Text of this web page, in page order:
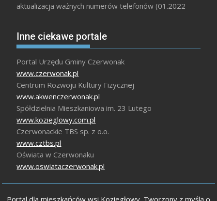
aktualizacja ważnych numerów telefonów (01.2022
Inne ciekawe portale
Portal Urzędu Gminy Czerwonak
www.czerwonak.pl
Centrum Rozwoju Kultury Fizycznej
www.akwenczerwonak.pl
Spółdzielnia Mieszkaniowa im. 23 Lutego
www.kozieglowy.com.pl
Czerwonackie TBS sp. z o.o.
www.cztbs.pl
Oświata w Czerwonaku
www.oswiataczerwonak.pl
Portal dla mieszkańców wsi Koziegłowy. Tworzony z myślą o